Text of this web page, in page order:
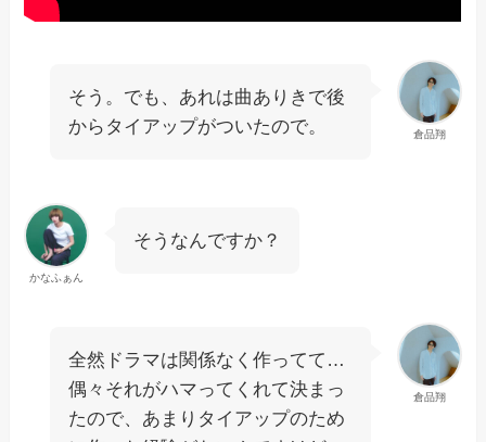
倉品翔
そう。でも、あれは曲ありきで後
からタイアップがついたので。
かなふぁん
そうなんですか？
倉品翔
全然ドラマは関係なく作ってて…
偶々それがハマってくれて決まっ
たので、あまりタイアップのため